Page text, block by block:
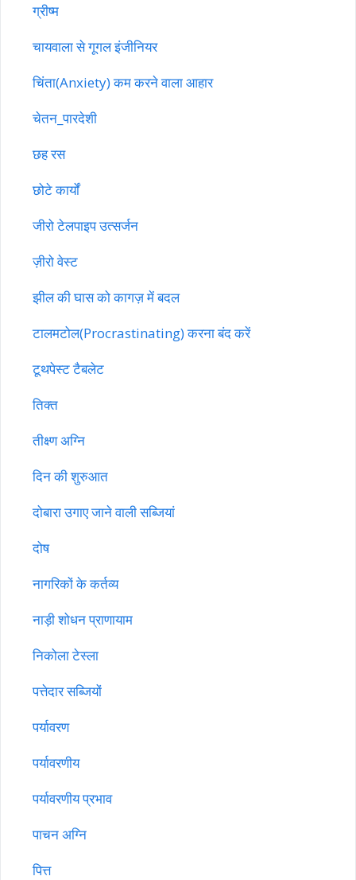
ग्रीष्म
चायवाला से गूगल इंजीनियर
चिंता(Anxiety) कम करने वाला आहार
चेतन_पारदेशी
छह रस
छोटे कार्यों
जीरो टेलपाइप उत्सर्जन
ज़ीरो वेस्ट
झील की घास को कागज़ में बदल
टालमटोल(Procrastinating) करना बंद करें
टूथपेस्ट टैबलेट
तिक्त
तीक्ष्ण अग्नि
दिन की शुरुआत
दोबारा उगाए जाने वाली सब्जियां
दोष
नागरिकों के कर्तव्य
नाड़ी शोधन प्राणायाम
निकोला टेस्ला
पत्तेदार सब्जियों
पर्यावरण
पर्यावरणीय
पर्यावरणीय प्रभाव
पाचन अग्नि
पित्त